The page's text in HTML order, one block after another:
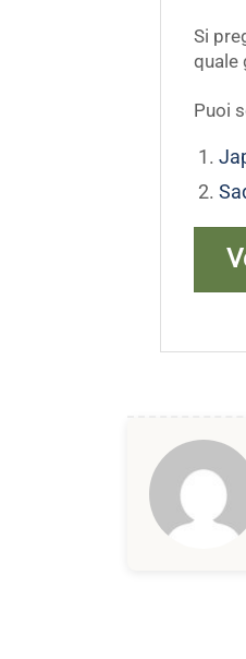
Si
quale
Puoi